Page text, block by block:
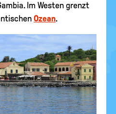
Im Westen grenzt
Ozean.